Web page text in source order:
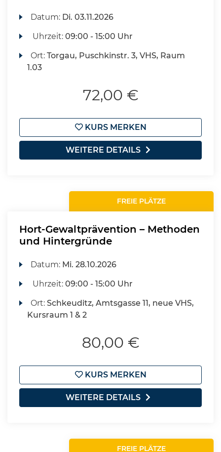
Datum: Di. 03.11.2026
Uhrzeit:09:00 - 15:00 Uhr
Ort:Torgau, Puschkinstr. 3, VHS, Raum
1.03
72,00 €
KURS MERKEN
WEITERE DETAILS
FREIE PLÄTZE
Hort-Gewaltprävention – Methoden
und Hintergründe
Datum: Mi. 28.10.2026
Uhrzeit:09:00 - 15:00 Uhr
Ort:Schkeuditz, Amtsgasse 11, neue VHS,
Kursraum 1 & 2
80,00 €
KURS MERKEN
WEITERE DETAILS
FREIE PLÄTZE